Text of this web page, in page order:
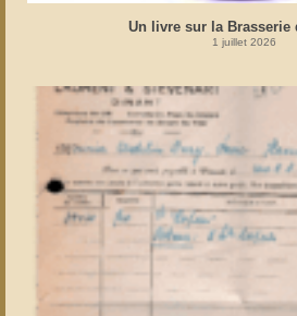
Un livre sur la Brasserie
1 juillet 2026